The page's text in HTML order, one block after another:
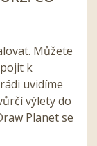
Můžete
k
uvidíme
výlety do
Planet se